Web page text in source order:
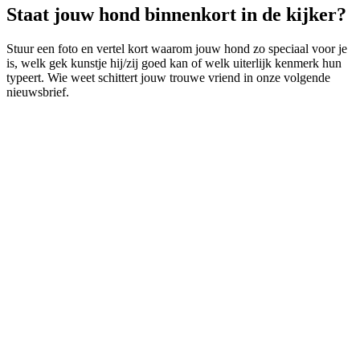
Staat jouw hond binnenkort in de kijker?
Stuur een foto en vertel kort waarom jouw hond zo speciaal voor je
is, welk gek kunstje hij/zij goed kan of welk uiterlijk kenmerk hun
typeert. Wie weet schittert jouw trouwe vriend in onze volgende
nieuwsbrief.